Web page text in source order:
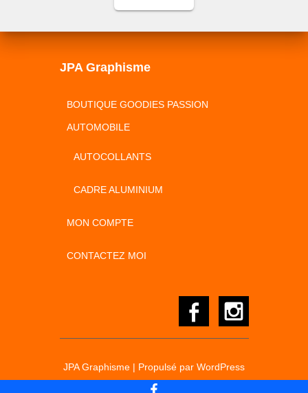
4,00 €.
est :
JPA Graphisme
BOUTIQUE GOODIES PASSION
AUTOMOBILE
AUTOCOLLANTS
CADRE ALUMINIUM
MON COMPTE
CONTACTEZ MOI
JPA Graphisme | Propulsé par WordPress